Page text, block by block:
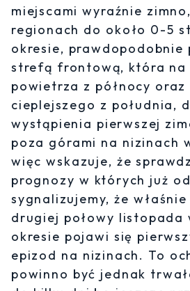
miejscami wyraźnie
regionach do około 0-5
okresie, prawdopodobnie
strefą frontową, która na
powietrza z północy
cieplejszego z południa,
wystąpienia pierwszej
poza górami na nizinach
więc wskazuje, że
prognozy w których już
sygnalizujemy, że
drugiej połowy listopada
okresie pojawi się
epizod na nizinach. To
powinno być jednak